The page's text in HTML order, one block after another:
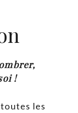
!
les